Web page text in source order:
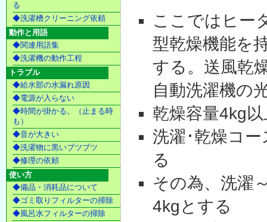
ここではヒー
型乾燥機能を
する。送風乾
自動洗濯機の
乾燥容量4kg
洗濯･乾燥コ
る
その為、洗濯
4kgとする
る
◆洗濯槽クリーニング依頼
動作と用語
◆関連用語集
◆洗濯機の動作工程
トラブル
◆給水部の水漏れ原因
◆電源が入らない
◆時間が掛かる。（止まる時
も）
◆音が大きい
◆洗濯物に黒いブツブツ
◆修理の依頼
使い方
◆備品・消耗品について
◆ゴミ取りフィルターの掃除
◆風呂水フィルターの掃除